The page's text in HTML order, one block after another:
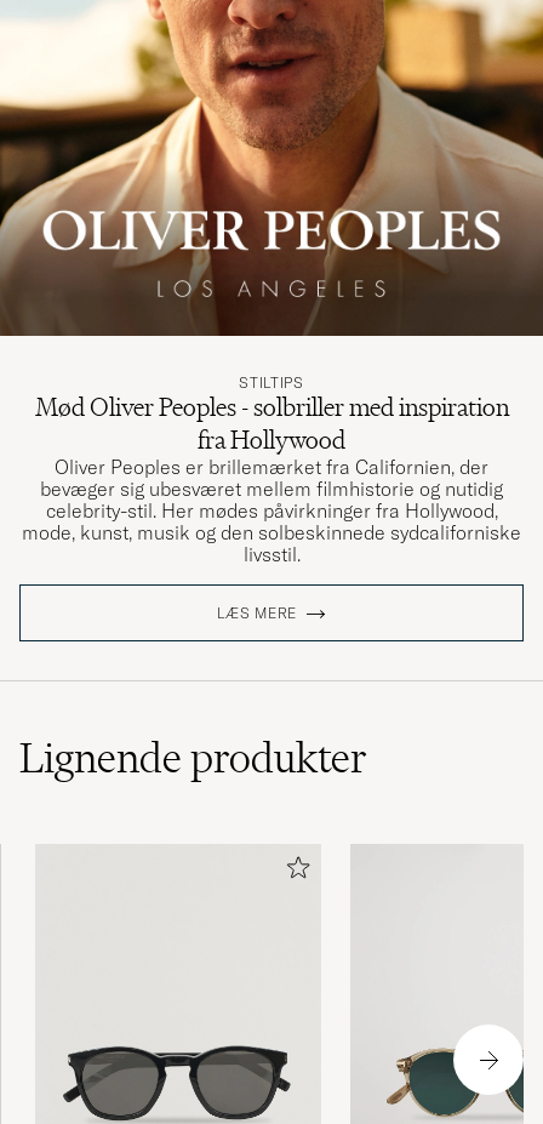
STILTIPS
Mød Oliver Peoples - solbriller med inspiration
fra Hollywood
Oliver Peoples er brillemærket fra Californien, der
bevæger sig ubesværet mellem filmhistorie og nutidig
celebrity-stil. Her mødes påvirkninger fra Hollywood,
mode, kunst, musik og den solbeskinnede sydcaliforniske
livsstil.
LÆS MERE
Lignendeprodukter